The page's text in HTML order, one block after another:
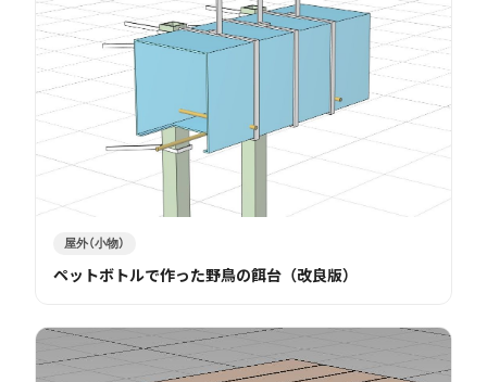
屋外（小物）
ペットボトルで作った野鳥の餌台（改良版）